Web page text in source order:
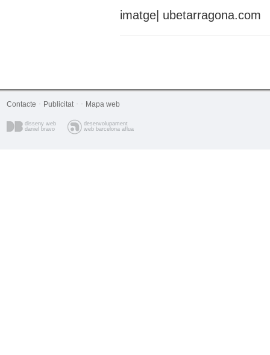
imatge| ubetarragona.com
Contacte · Publicitat · · Mapa web
disseny web
daniel bravo
desenvolupament
web barcelona aflua